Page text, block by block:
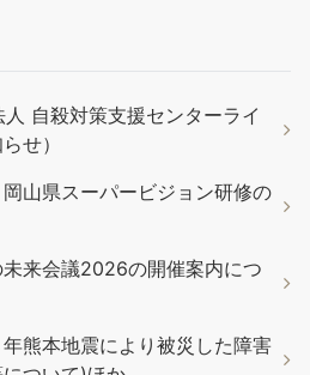
自殺対策支援センターライ
せ）
山県スーパービジョン研修の
来会議2026の開催案内につ
熊本地震により被災した障害